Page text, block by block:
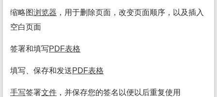
缩略图浏览器 ，用于删除页面，改变页面顺序，以及插入
空白页面
签署和填写PDF表格
填写、保存和发送PDF表格
手写签署文件 ，并保存您的签名以便以后重复使用